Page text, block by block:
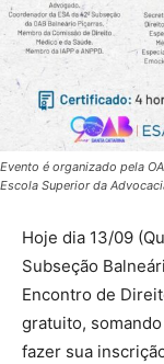
Evento é organizado pela
Escola Superior da
Hoje dia 13/09
Subseção
Encontro de
gratuito,
fazer sua